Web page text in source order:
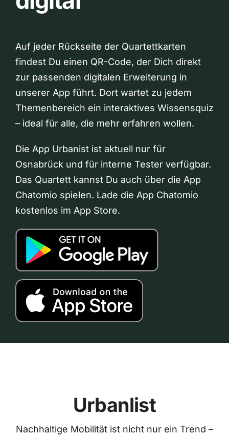
Auf jeder Rückseite der Quartettkarten
findest Du einen QR-Code, der Dich direkt
zur passenden digitalen Erweiterung in
unserer App führt. Dort wartet zu jedem
Themenbereich ein interaktives Wissensquiz
– ideal für alle, die mehr erfahren wollen.
Die App Urbanist ist aktuell nur für
Osnabrück und für interne Tester verfügbar.
Das Quartett kannst Du auch über die App
Chatomio spielen. Lade die App Chatomio
kostenlos im App Store.
Urbanlist
Nachhaltige Mobilität ist nicht nur ein Trend –